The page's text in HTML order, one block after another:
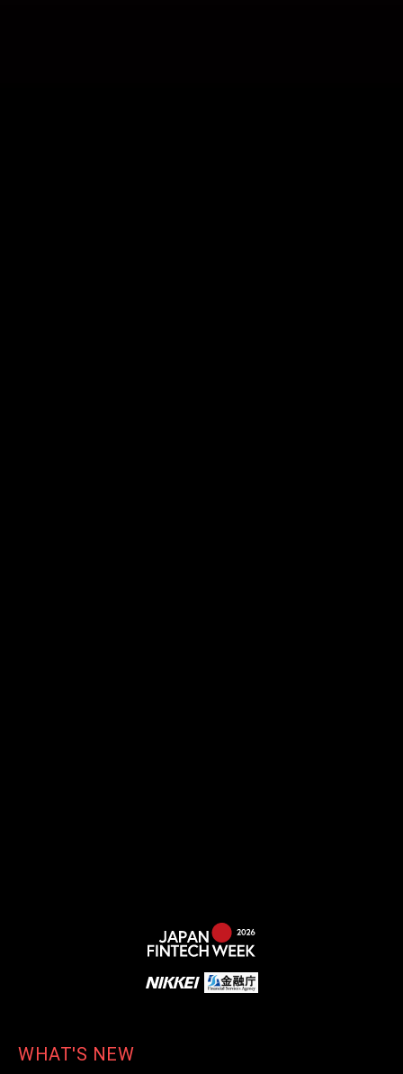
WHAT'S NEW